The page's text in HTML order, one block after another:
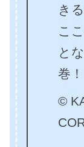
き
こ
と
巻！
©